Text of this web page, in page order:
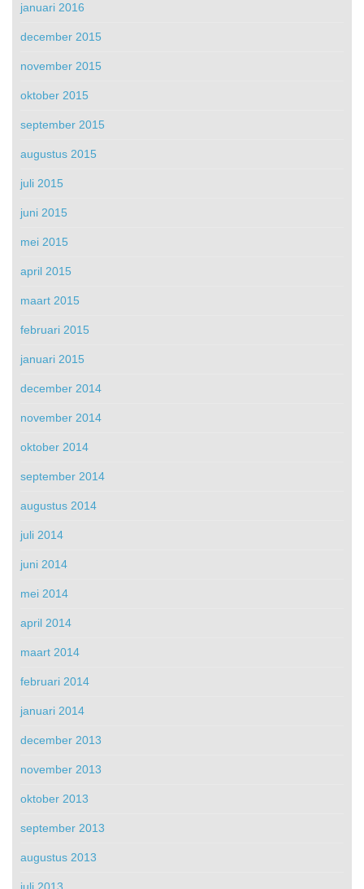
januari 2016
december 2015
november 2015
oktober 2015
september 2015
augustus 2015
juli 2015
juni 2015
mei 2015
april 2015
maart 2015
februari 2015
januari 2015
december 2014
november 2014
oktober 2014
september 2014
augustus 2014
juli 2014
juni 2014
mei 2014
april 2014
maart 2014
februari 2014
januari 2014
december 2013
november 2013
oktober 2013
september 2013
augustus 2013